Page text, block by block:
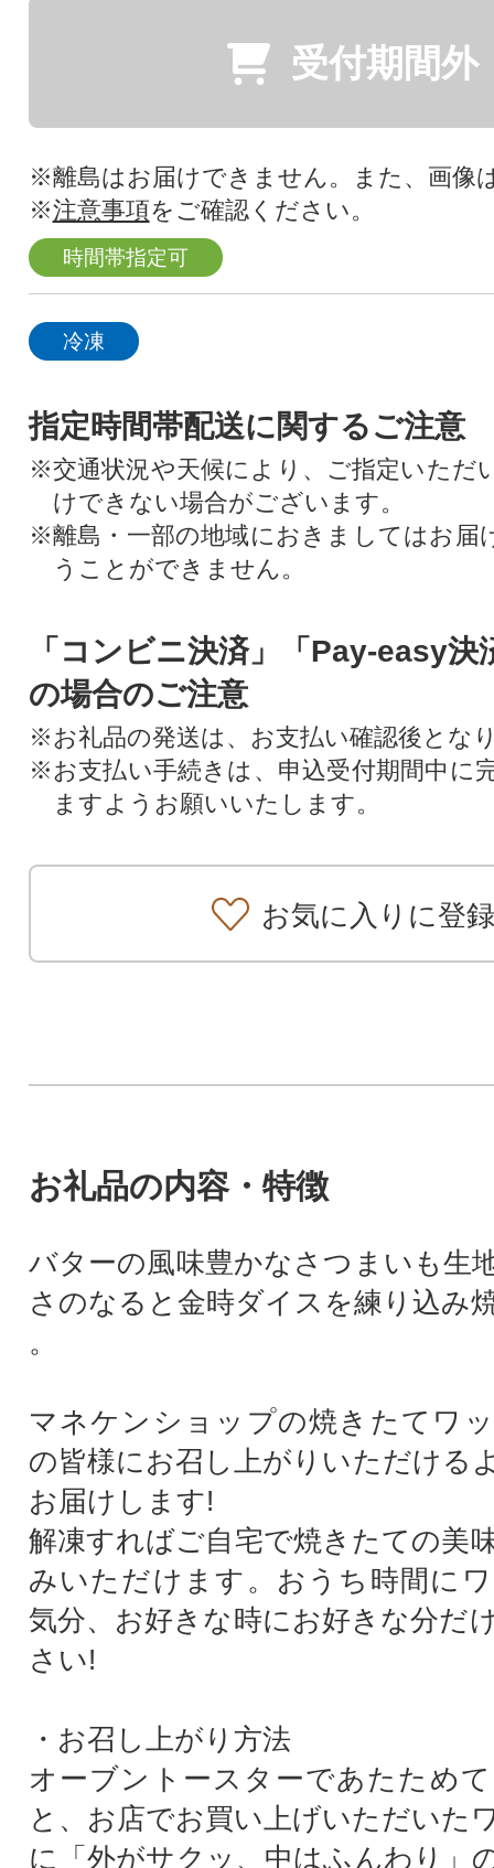
受付期間外
※離島はお届けできません。また、画像
※注意事項をご確認ください。
時間帯指定可
冷凍
指定時間帯配送に関するご注意
※交通状況や天候により、ご指定いただ
けできない場合がございます。
※離島・一部の地域におきましてはお届
うことができません。
「コンビニ決済」「Pay-easy決
の場合のご注意
※お礼品の発送は、お支払い確認後とな
※お支払い手続きは、申込受付期間中に
ますようお願いいたします。
お気に入りに登録
お礼品の内容・特徴
バターの風味豊かなさつまいも生
さのなると金時ダイスを練り込み
。
マネケンショップの焼きたてワ
の皆様にお召し上がりいただける
お届けします!
解凍すればご自宅で焼きたての美
みいただけます。おうち時間に
気分、お好きな時にお好きな分だ
さい!
・お召し上がり方法
オーブントースターであたため
と、お店でお買い上げいただいた
に「外がサクッ、中はふんわり」